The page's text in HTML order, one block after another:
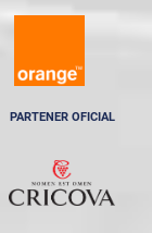
PARTENER OFICIAL